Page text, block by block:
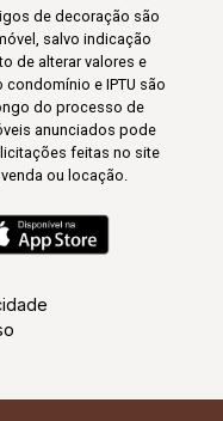
de decoração são
salvo indicação
de alterar valores e
e IPTU são
do processo de
anunciados pode
feitas no site
ou locação.